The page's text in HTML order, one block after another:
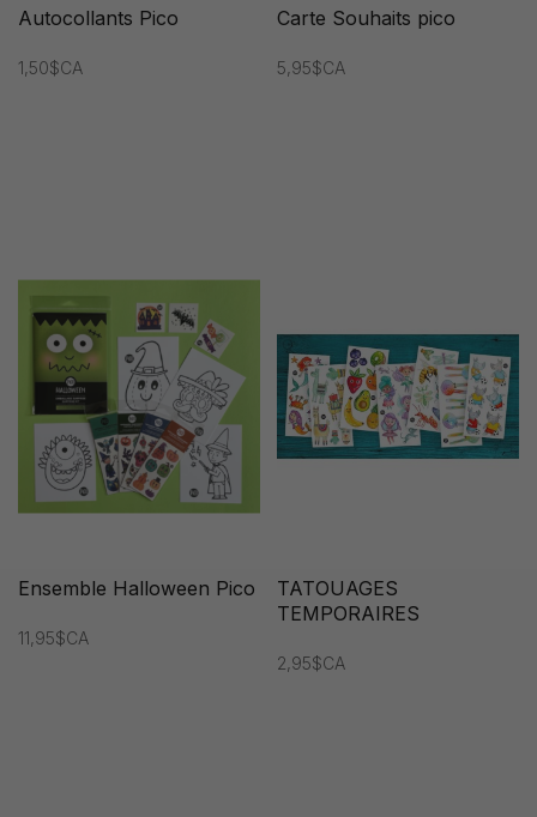
Autocollants Pico
1,50$CA
Carte Souhaits pico
5,95$CA
Ensemble Halloween Pico
11,95$CA
TATOUAGES
TEMPORAIRES
2,95$CA